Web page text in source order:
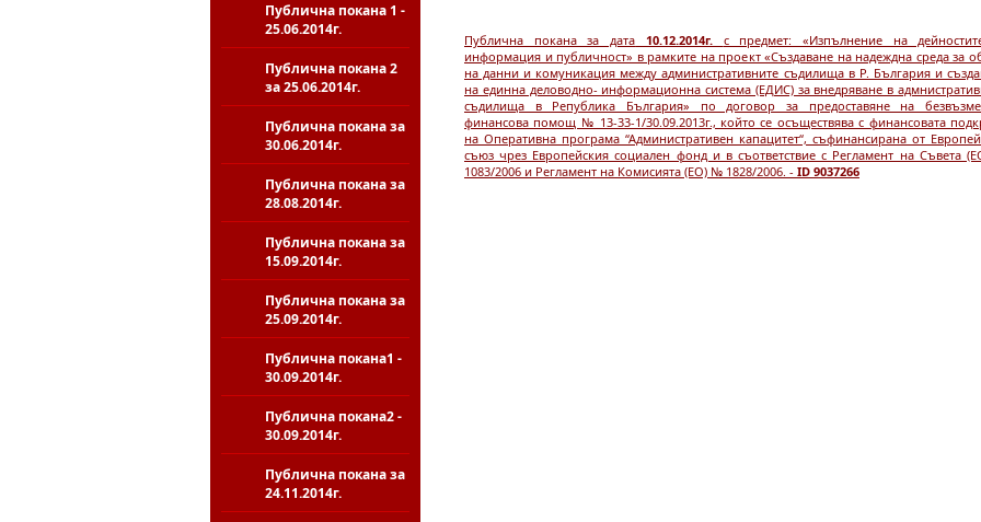
Публична покана 1 -
25.06.2014г.
Публична покана 2
за 25.06.2014г.
Публична покана за
30.06.2014г.
Публична покана за
28.08.2014г.
Публична покана за
15.09.2014г.
Публична покана за
25.09.2014г.
Публична покана1 -
30.09.2014г.
Публична покана2 -
30.09.2014г.
Публична покана за
24.11.2014г.
Публична покана за дата 10.12.2014г. с предмет: «Изпълнение на
информация и публичност» в рамките на проект «Създаване на надеждна среда за
на данни и комуникация между административните съдилища в Р. България и
на единна деловодно- информационна система (ЕДИС) за внедряване в
съдилища в Република България» по договор за предоставяне на
финансова помощ № 13-33-1/30.09.2013г., който се осъществява с финансовата
на Оперативна програма “Административен капацитет“, съфинансирана от
съюз чрез Европейския социален фонд и в съответствие с Регламент на Съвета
1083/2006 и Регламент на Комисията (ЕО) № 1828/2006. - ID 9037266